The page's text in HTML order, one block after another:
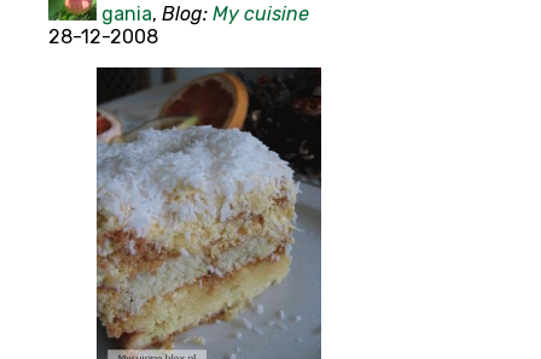
gania, Blog: My cuisine
28-12-2008